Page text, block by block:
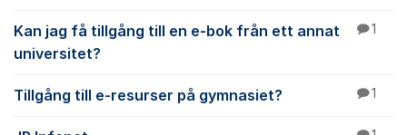
Kan jag få tillgång till en e-bok från ett annat
universitet?
1
Tillgång till e-resurser på gymnasiet? 1